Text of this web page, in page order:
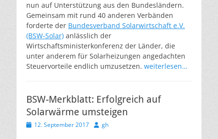
nun auf Unterstützung aus den Bundesländern.
Gemeinsam mit rund 40 anderen Verbänden
forderte der Bundesverband Solarwirtschaft e.V.
(BSW-Solar) anlässlich der
Wirtschaftsministerkonferenz der Länder, die
unter anderem für Solarheizungen angedachten
Steuervorteile endlich umzusetzen. weiterlesen…
BSW-Merkblatt: Erfolgreich auf
Solarwärme umsteigen
Veröffentlicht
12. September 2017 Autor
gh